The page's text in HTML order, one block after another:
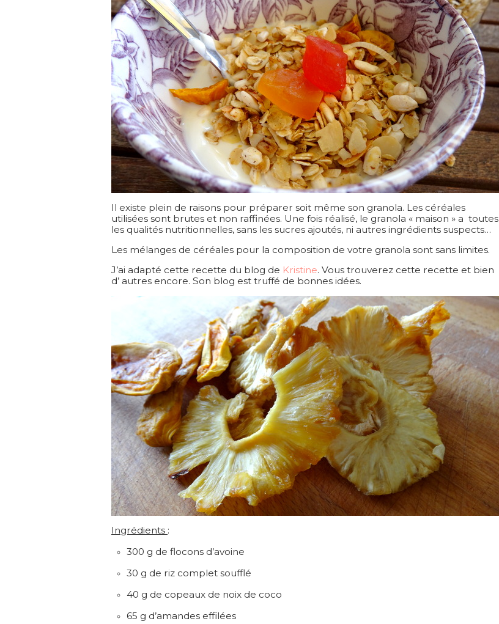
Il existe plein de raisons pour préparer soit même son granola. Les céréales
utilisées sont brutes et non raffinées. Une fois réalisé, le granola « maison » a toutes
les qualités nutritionnelles, sans les sucres ajoutés, ni autres ingrédients suspects…
Les mélanges de céréales pour la composition de votre granola sont sans limites.
J’ai adapté cette recette du blog de Kristine. Vous trouverez cette recette et bien
d’ autres encore. Son blog est truffé de bonnes idées.
Ingrédients :
300 g de flocons d’avoine
30 g de riz complet soufflé
40 g de copeaux de noix de coco
65 g d’amandes effilées